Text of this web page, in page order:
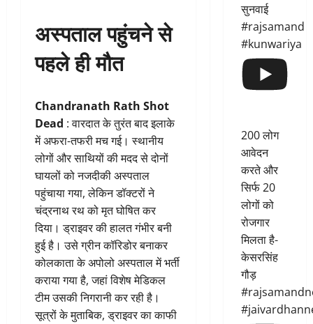
अस्पताल पहुंचने से
पहले ही मौत
Chandranath Rath Shot
Dead : वारदात के तुरंत बाद इलाके
में अफरा-तफरी मच गई। स्थानीय
लोगों और साथियों की मदद से दोनों
घायलों को नजदीकी अस्पताल
पहुंचाया गया, लेकिन डॉक्टरों ने
चंद्रनाथ रथ को मृत घोषित कर
दिया। ड्राइवर की हालत गंभीर बनी
हुई है। उसे ग्रीन कॉरिडोर बनाकर
कोलकाता के अपोलो अस्पताल में भर्ती
कराया गया है, जहां विशेष मेडिकल
टीम उसकी निगरानी कर रही है।
सूत्रों के मुताबिक, ड्राइवर का काफी
सुनवाई
#rajsamand
#kunwariya
200 लोग
आवेदन
करते और
सिर्फ 20
लोगों को
रोजगार
मिलता है-
केसरसिंह
गौड़